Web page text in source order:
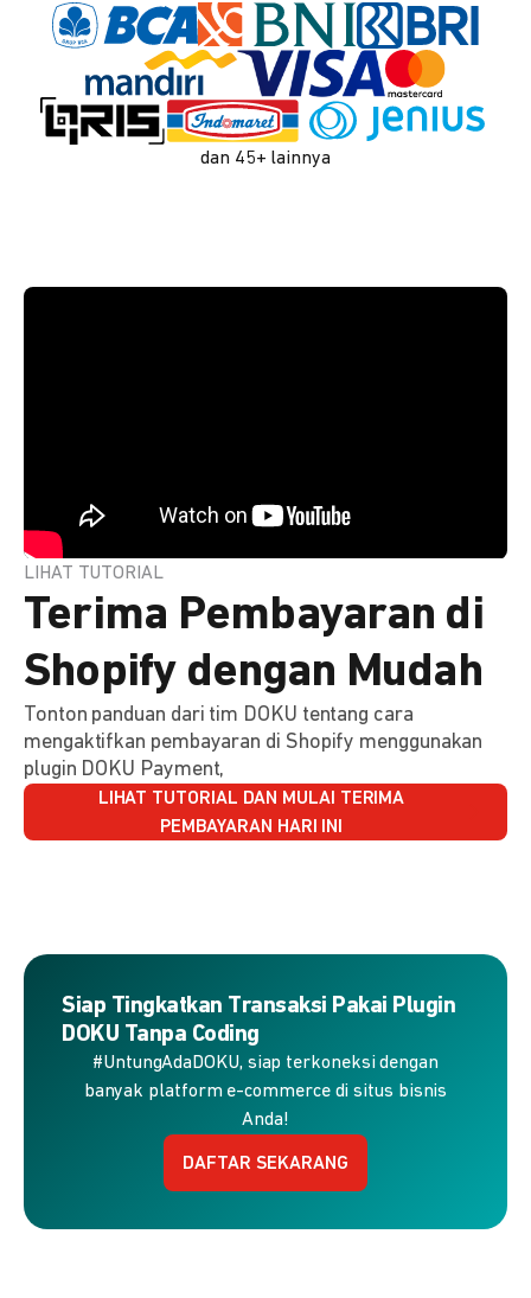
dan 45+ lainnya
LIHAT TUTORIAL
Terima Pembayaran di
Shopify dengan Mudah
Tonton panduan dari tim DOKU tentang cara
mengaktifkan pembayaran di Shopify menggunakan
plugin DOKU Payment,
LIHAT TUTORIAL DAN MULAI TERIMA
PEMBAYARAN HARI INI
Siap Tingkatkan Transaksi Pakai Plugin
DOKU Tanpa Coding
#UntungAdaDOKU, siap terkoneksi dengan
banyak platform e-commerce di situs bisnis
Anda!
DAFTAR SEKARANG